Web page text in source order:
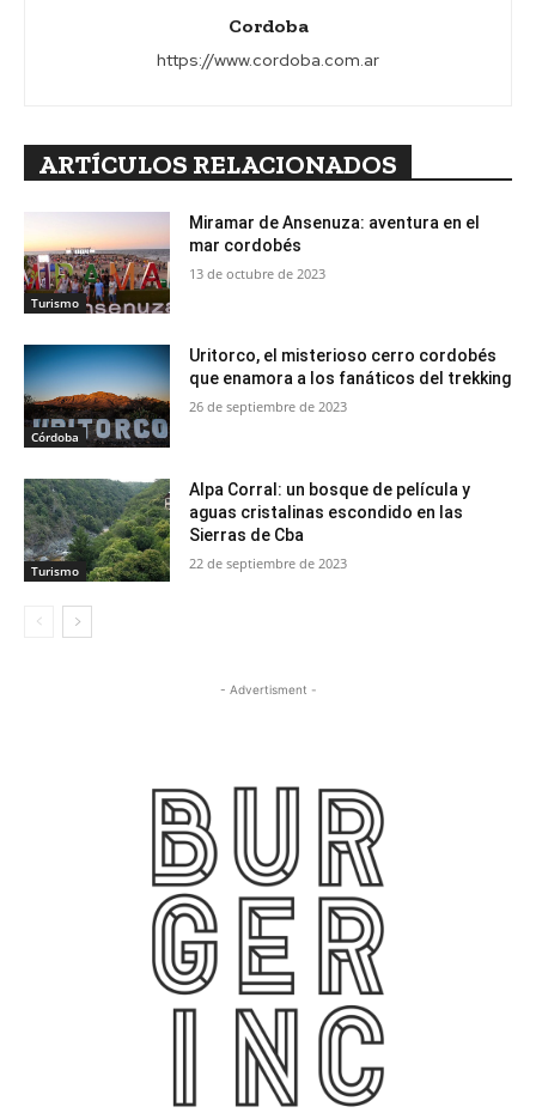
Cordoba
https://www.cordoba.com.ar
ARTÍCULOS RELACIONADOS
Turismo
Miramar de Ansenuza: aventura en el
mar cordobés
13 de octubre de 2023
Córdoba
Uritorco, el misterioso cerro cordobés
que enamora a los fanáticos del trekking
26 de septiembre de 2023
Turismo
Alpa Corral: un bosque de película y
aguas cristalinas escondido en las
Sierras de Cba
22 de septiembre de 2023
- Advertisment -